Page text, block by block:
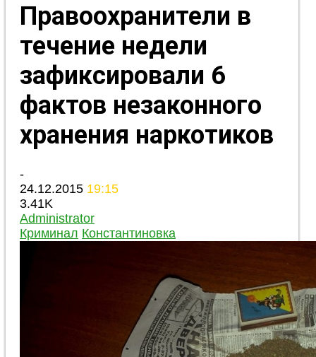
Правоохранители в
течение недели
зафиксировали 6
фактов незаконного
хранения наркотиков
-
24.12.2015 19:15
3.41K
Administrator
Криминал Константиновка